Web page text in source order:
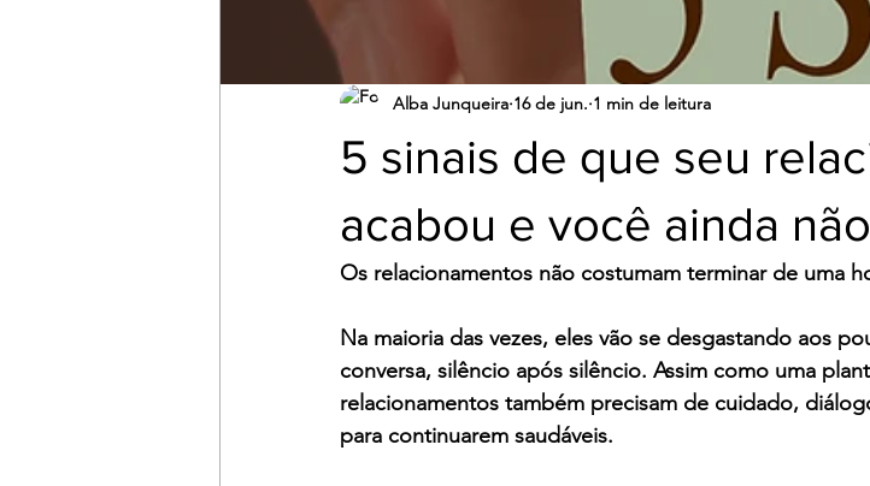
5 sinais de que seu
acabou e você ainda
Alba Junqueira 16 de jun. 1 min de leitura
Os relacionamentos não costumam terminar de uma
Na maioria das vezes, eles vão se desgastando aos
conversa, silêncio após silêncio. Assim como uma
relacionamentos também precisam de cuidado,
para continuarem saudáveis.